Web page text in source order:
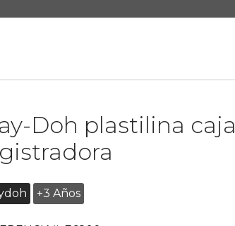
Doh plastilina caja
+3 Años